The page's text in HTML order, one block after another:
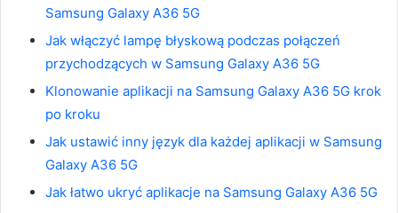
Samsung Galaxy A36 5G
Jak włączyć lampę błyskową podczas połączeń
przychodzących w Samsung Galaxy A36 5G
Klonowanie aplikacji na Samsung Galaxy A36 5G krok
po kroku
Jak ustawić inny język dla każdej aplikacji w Samsung
Galaxy A36 5G
Jak łatwo ukryć aplikacje na Samsung Galaxy A36 5G